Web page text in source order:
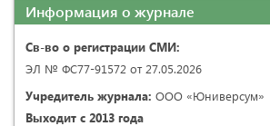
Информация о журнале
Св-во о регистрации СМИ:
ЭЛ № ФС77-91572 от 27.05.2026
Учредитель журнала: ООО «Юниверсум»
Выходит с 2013 года